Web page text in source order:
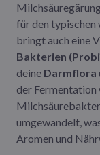
für den typischen
bringt auch eine
Bakterien
deine Darmflora
der
umgewandelt,
Aromen und